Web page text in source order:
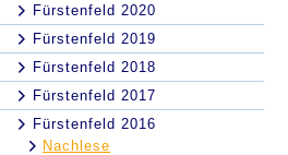
Fürstenfeld 2020
Fürstenfeld 2019
Fürstenfeld 2018
Fürstenfeld 2017
Fürstenfeld 2016
Nachlese